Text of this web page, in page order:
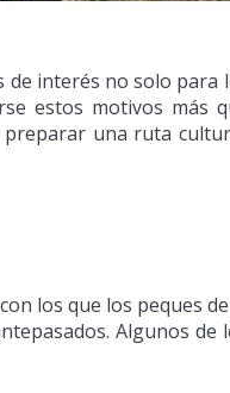
de interés no solo para
estos motivos más
una ruta
los que los peques
Algunos de